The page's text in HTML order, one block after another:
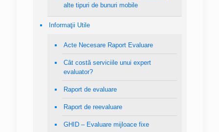
alte tipuri de bunuri mobile
Informaţii Utile
Acte Necesare Raport Evaluare
Cât costă serviciile unui expert
evaluator?
Raport de evaluare
Raport de reevaluare
GHID – Evaluare mijloace fixe